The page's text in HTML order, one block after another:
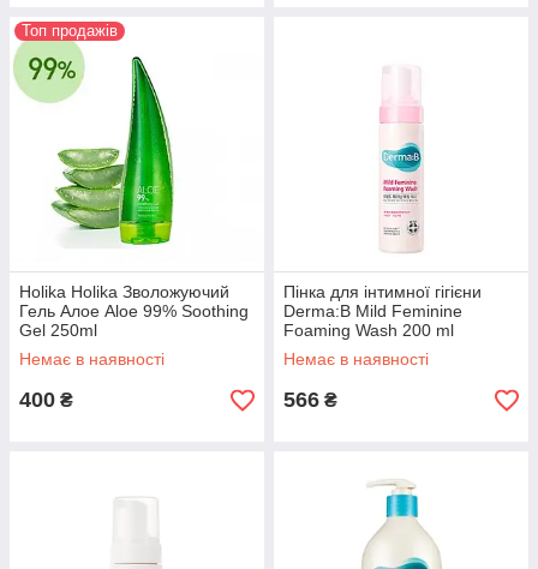
Топ продажів
Holika Holika Зволожуючий
Гель Алое Aloe 99% Soothing
Gel 250ml
Немає в наявності
400 ₴
Пінка для інтимної гігієни
Derma:B Mild Feminine
Foaming Wash 200 ml
Немає в наявності
566 ₴